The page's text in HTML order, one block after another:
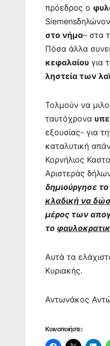
πρόεδρος ο
Siemens
στο νήμα– στα
Πόσα άλλα
κεφαλαίου για
ληστεία των
Τολμούν να
ταυτόχρονα
εξουσίας- για
καταλυτική
Κορνήλιος
Αριστεράς
δημιούργησε
κλαδική να
μέρος των
το
Αυτά τα
Κυριακής.
Αντωνάκος
Κοινοποιήστε: